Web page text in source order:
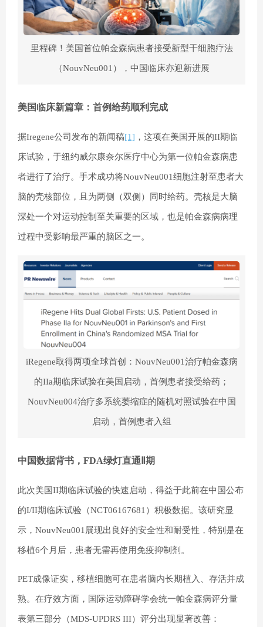
里程碑！美国首位帕金森病患者接受新型干细胞疗法
（NouvNeu001），中国临床亦迎新进展
美国临床新篇章：首例给药顺利完成
据Iregene公司发布的新闻稿[1] ，这项在美国开展的II期临
床试验，于纽约威尔康奈尔医疗中心为第一位帕金森病患
者进行了治疗。手术成功将NouvNeu001细胞注射至患者大
脑的壳核部位，且为两侧（双侧）同时给药。壳核是大脑
深处一个对运动控制至关重要的区域，也是帕金森病病理
过程中受影响最严重的脑区之一。
iRegene取得两项全球首创：NouvNeu001治疗帕金森病
的IIa期临床试验在美国启动，首例患者接受给药；
NouvNeu004治疗多系统萎缩症的随机对照试验在中国
启动，首例患者入组
中国数据背书，FDA绿灯直通Ⅱ期
此次美国II期临床试验的快速启动，得益于此前在中国公布
的I/II期临床试验（NCT06167681）积极数据。该研究显
示，NouvNeu001展现出良好的安全性和耐受性，特别是在
移植6个月后，患者无需再使用免疫抑制剂 。
PET成像证实，移植细胞可在患者脑内长期植入、存活并成
熟。在疗效方面，国际运动障碍学会统一帕金森病评分量
表第三部分（MDS-UPDRS III）评分出现显著改善：